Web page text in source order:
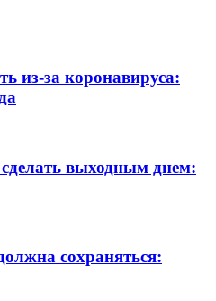
из-за коронавируса:
выходным днем:
сохраняться: